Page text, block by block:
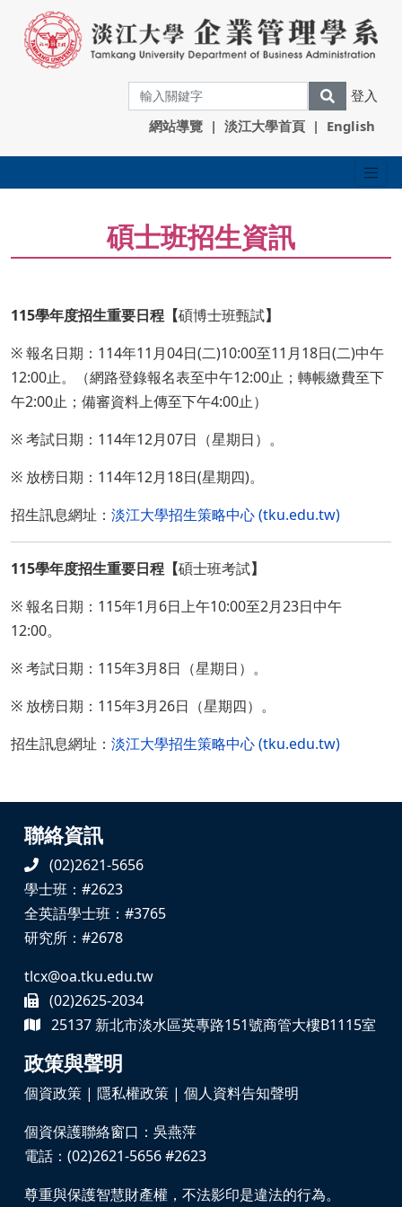
登入
網站導覽 | 淡江大學首頁 | English
碩士班招生資訊
115學年度招生重要日程【碩博士班甄試】
※ 報名日期：114年11月04日(二)10:00至11月18日(二)中午
12:00止。（網路登錄報名表至中午12:00止；轉帳繳費至下
午2:00止；備審資料上傳至下午4:00止）
※ 考試日期：114年12月07日（星期日）。
※ 放榜日期：114年12月18日(星期四)。
招生訊息網址： 淡江大學招生策略中心 (tku.edu.tw)
115學年度招生重要日程【碩士班考試】
※ 報名日期：115年1月6日上午10:00至2月23日中午
12:00。
※ 考試日期：115年3月8日（星期日）。
※ 放榜日期：115年3月26日（星期四）。
招生訊息網址： 淡江大學招生策略中心 (tku.edu.tw)
聯絡資訊
(02)2621-5656
學士班：#2623
全英語學士班：#3765
研究所：#2678
tlcx@oa.tku.edu.tw
(02)2625-2034
25137 新北市淡水區英專路151號商管大樓B1115室
政策與聲明
個資政策 | 隱私權政策 | 個人資料告知聲明
個資保護聯絡窗口：吳燕萍
電話：(02)2621-5656 #2623
尊重與保護智慧財產權，不法影印是違法的行為。